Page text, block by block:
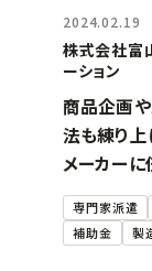
2024.02.19
株式会社富
ーション
商品企画
法も練り
メーカーに
専門家派遣
補助金
製